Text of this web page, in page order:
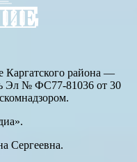
Каргатского района —
Эл № ФС77-81036 от 30
Сергеевна.